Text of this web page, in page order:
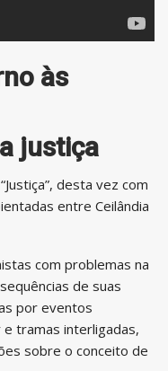
às
justiça
desta vez com
entre Ceilândia
com problemas na
de suas
por eventos
tramas interligadas,
sobre o conceito de